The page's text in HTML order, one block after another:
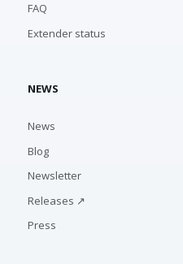
FAQ
Extender status
NEWS
News
Blog
Newsletter
Releases ↗
Press